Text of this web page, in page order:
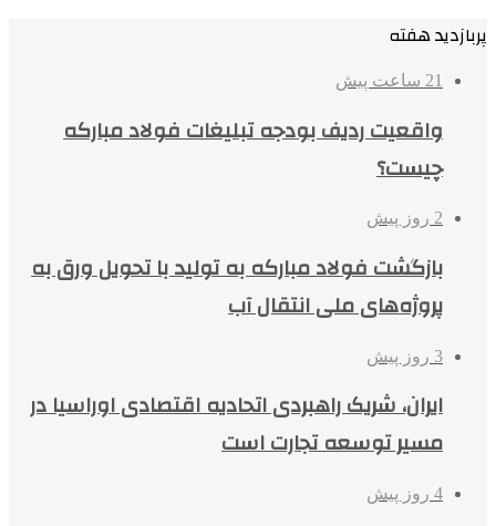
پربازدید هفته
21 ساعت پیش
واقعیت ردیف بودجه تبلیغات فولاد مبارکه
چیست؟
2 روز پیش
بازگشت فولاد مبارکه به تولید با تحویل ورق به
پروژه‌های ملی انتقال آب
3 روز پیش
ایران، شریک راهبردی اتحادیه اقتصادی اوراسیا در
مسیر توسعه تجارت است
4 روز پیش